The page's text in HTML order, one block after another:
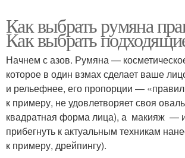
Как выбрать румяна
Как выбрать
Начнем с азов. Румяна —
которое в один взмах сделает ваше
и рельефнее, его пропорции —
к примеру, не удовлетворяет своя
квадратная форма лица), а макияж —
прибегнуть к актуальным техникам
к примеру, дрейпингу).